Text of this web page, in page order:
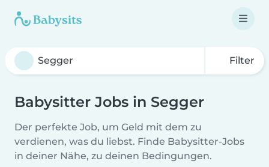
Filter
Babysitter Jobs in Segger
Der perfekte Job, um Geld mit dem zu
verdienen, was du liebst. Finde Babysitter-Jobs
in deiner Nähe, zu deinen Bedingungen.